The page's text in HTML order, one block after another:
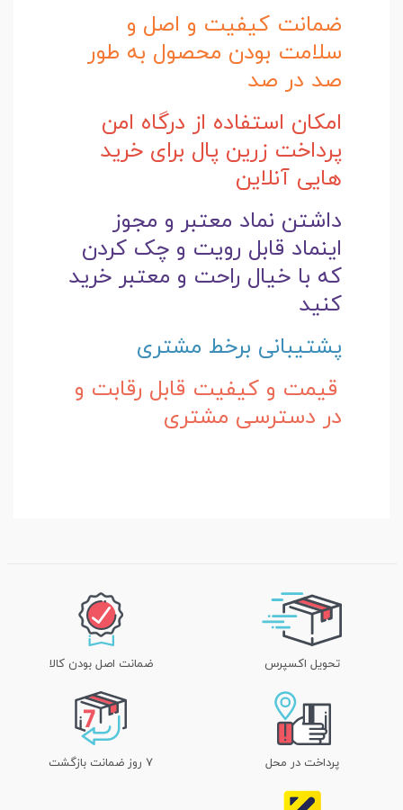
ضمانت کیفیت و اصل و
سلامت بودن محصول به طور
صد در صد
امکان استفاده از درگاه امن
پرداخت زرین پال برای خرید
هایی آنلاین
داشتن نماد معتبر و مجوز
اینماد قابل رویت و چک کردن
که با خیال راحت و معتبر خرید
کنید
پشتیبانی برخط مشتری
قیمت و کیفیت قابل رقابت و
در دسترسی مشتری
تحویل اکسپرس ضمانت اصل بودن کالا
پرداخت در محل ۷ روز ضمانت بازگشت